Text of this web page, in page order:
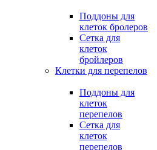
Поддоны для
клеток бролеров
Сетка для
клеток
бройлеров
Клетки для перепелов
Поддоны для
клеток
перепелов
Сетка для
клеток
перепелов